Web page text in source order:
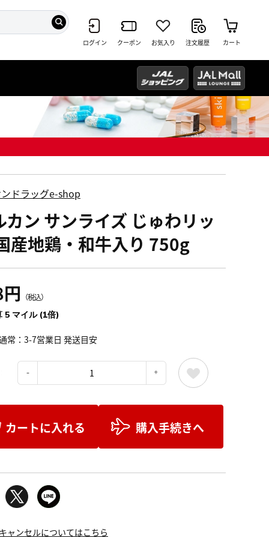
ログイン クーポン お気入り 注文履歴 カート
ドラッグe-shop
カン サンライズ じゅわリッ
産地鶏・和牛入り 750g
（税込）
5 マイル (1倍)
常：3-7営業日 発送目安
カートに入れる 購入手続きへ
ャンセルについてはこちら